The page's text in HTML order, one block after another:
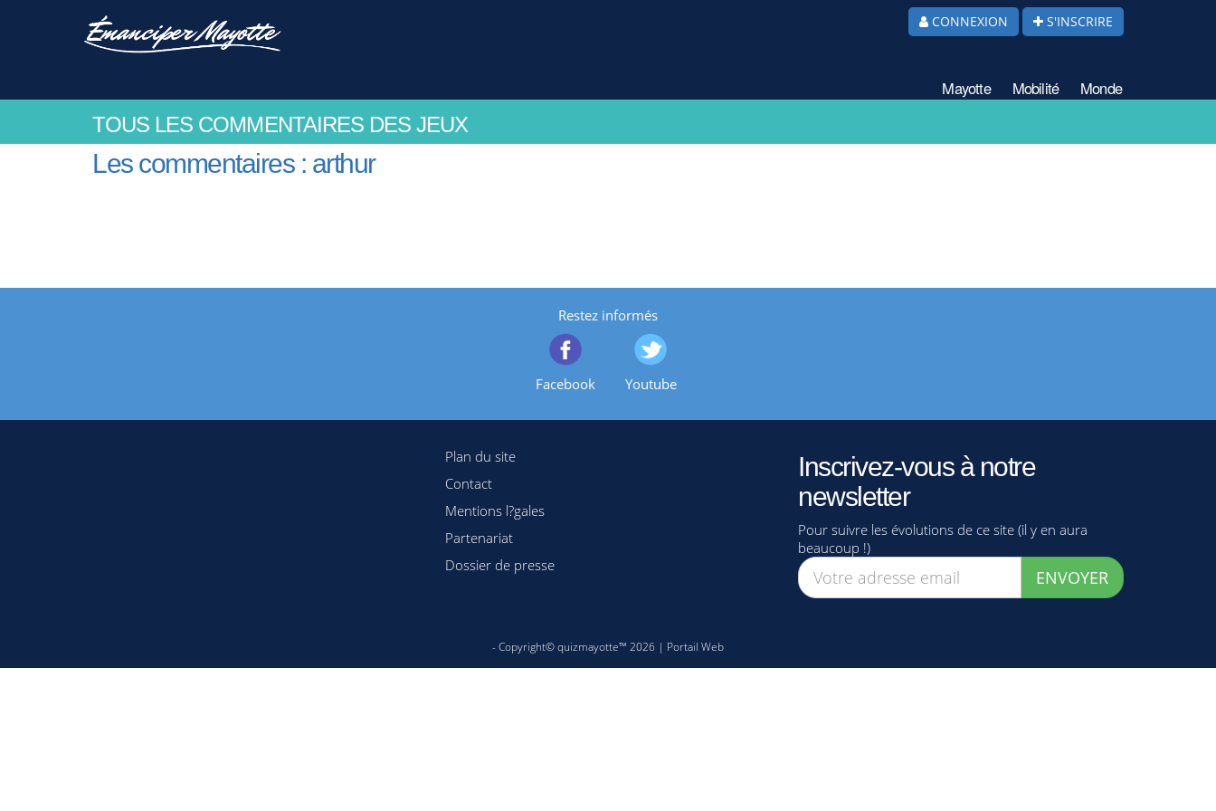
CONNEXION S'INSCRIRE
Mayotte Mobilité Monde
TOUS LES COMMENTAIRES DES JEUX
Les commentaires : arthur
Restez informés
Facebook Youtube
Plan du site
Contact
Mentions l?gales
Partenariat
Dossier de presse
Inscrivez-vous à notre
newsletter
Pour suivre les évolutions de ce site (il y en aura
beaucoup !)
ENVOYER
- Copyright© quizmayotte™ 2026 | Portail Web